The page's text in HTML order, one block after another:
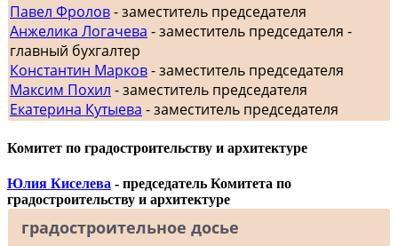
Павел Фролов- заместитель председателя
Анжелика Логачева - заместитель председателя -
главный бухгалтер
Константин Марков- заместитель председателя
Максим Похил - заместитель председателя
Екатерина Кутыева - заместитель председателя
Комитет по градостроительству и архитектуре
Юлия Киселева - председатель Комитета по
градостроительству и архитектуре
градостроительное досье